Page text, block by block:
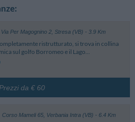
Via Per Magognino 2, Stresa (VB) - 3.9 Km
ristrutturato, si trova in collina
sul golfo Borromeo e il Lago...
Prezzi da € 60
Corso Mameli 65, Verbania Intra (VB) - 6.4 Km